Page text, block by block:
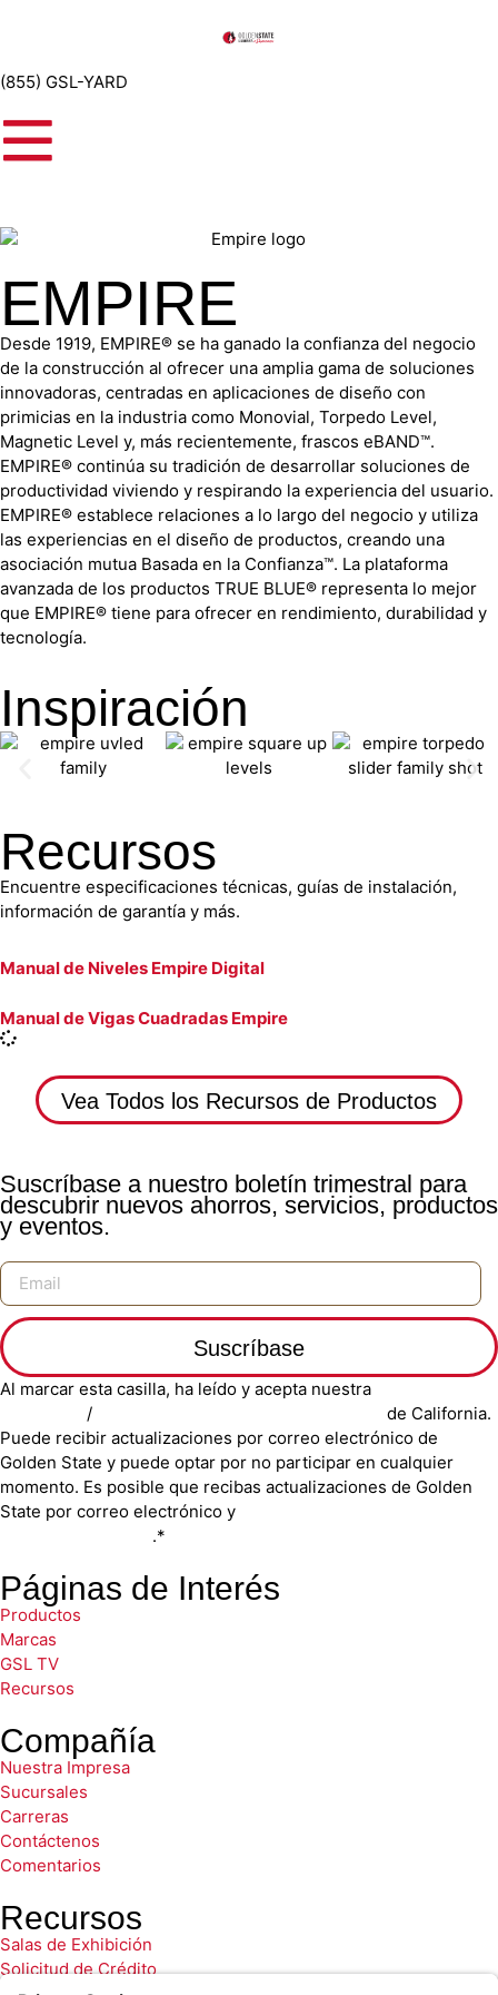
(855) GSL-YARD
EMPIRE
Desde 1919, EMPIRE® se ha ganado la confianza del negocio
de la construcción al ofrecer una amplia gama de soluciones
innovadoras, centradas en aplicaciones de diseño con
primicias en la industria como Monovial, Torpedo Level,
Magnetic Level y, más recientemente, frascos eBAND™.
EMPIRE® continúa su tradición de desarrollar soluciones de
productividad viviendo y respirando la experiencia del usuario.
EMPIRE® establece relaciones a lo largo del negocio y utiliza
las experiencias en el diseño de productos, creando una
asociación mutua Basada en la Confianza™. La plataforma
avanzada de los productos TRUE BLUE® representa lo mejor
que EMPIRE® tiene para ofrecer en rendimiento, durabilidad y
tecnología.
Inspiración
Recursos
Encuentre especificaciones técnicas, guías de instalación,
información de garantía y más.
Manual de Niveles Empire Digital
Manual de Vigas Cuadradas Empire
Vea Todos los Recursos de Productos
Suscríbase a nuestro boletín trimestral para
descubrir nuevos ahorros, servicios, productos
y eventos.
Suscríbase
Al marcar esta casilla, ha leído y acepta nuestra
/
de California.
Puede recibir actualizaciones por correo electrónico de
Golden State y puede optar por no participar en cualquier
momento. Es posible que recibas actualizaciones de Golden
State por correo electrónico y
.*
Páginas de Interés
Productos
Marcas
GSL TV
Recursos
Compañía
Nuestra Impresa
Sucursales
Carreras
Contáctenos
Comentarios
Recursos
Salas de Exhibición
Solicitud de Crédito